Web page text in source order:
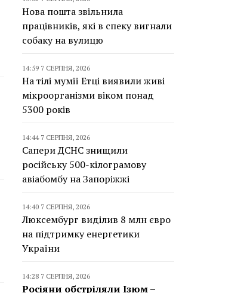
Нова пошта звільнила
працівників, які в спеку вигнали
собаку на вулицю
14:59 7 СЕРПНЯ, 2026
На тілі мумії Етці виявили живі
мікроорганізми віком понад
5300 років
14:44 7 СЕРПНЯ, 2026
Сапери ДСНС знищили
російську 500-кілограмову
авіабомбу на Запоріжжі
14:40 7 СЕРПНЯ, 2026
Люксембург виділив 8 млн євро
на підтримку енергетики
України
14:28 7 СЕРПНЯ, 2026
Росіяни обстріляли Ізюм –